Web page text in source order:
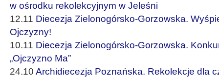
w ośrodku rekolekcyjnym w Jeleśni
12.11 Diecezja Zielonogórsko-Gorzowska.
Ojczyzny!
10.11 Diecezja Zielonogórsko-Gorzowska.
„Ojczyzno Ma”
24.10 Archidiecezja Poznańska. Rekolekcje dla